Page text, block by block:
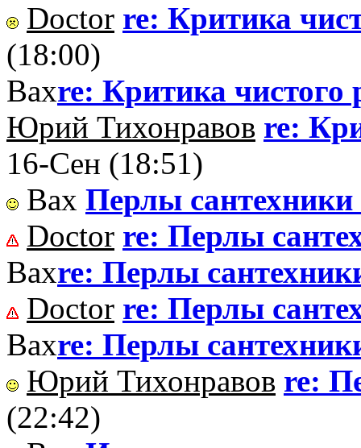
Doctor re: Критика
(18:00)
Вахre: Критика чистого
Юрий Тихонравов re:
16-Сен (18:51)
Вах Перлы сантехники
Doctor re: Перлы
Вахre: Перлы
Doctor re: Перлы
Вахre: Перлы
Юрий Тихонравов re:
(22:42)